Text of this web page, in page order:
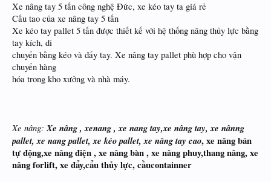
Xe nâng tay 5 tấn công nghệ Đức, xe kéo tay ta giá rẻ
Cấu tao của xe nâng tay 5 tấn
Xe kéo tay pallet 5 tấn được thiết kế với hệ thống nâng thủy lực bằng
tay kích, di
chuyển bằng kéo và đẩy tay. Xe nâng tay pallet phù hợp cho vận
chuyển hàng
hóa trong kho xưởng và nhà máy.
Xe nâng: Xe nâng ,xenang , xe nang tay,xe nâng tay, xe nânng
pallet, xe nang pallet, xe kéo pallet, xe nâng tay cao, xe nâng bán
tự động,xe nâng điện , xe nâng bàn , xe nâng phuy,thang nâng, xe
nâng forlift, xe đẩy,cẩu thủy lực, cầucontainner